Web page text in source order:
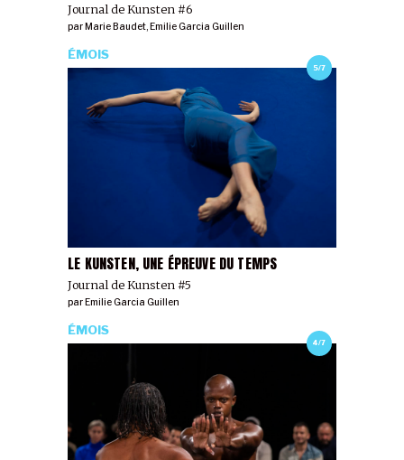
Journal de Kunsten #6
par Marie Baudet, Emilie Garcia Guillen
5/7
LE KUNSTEN, UNE ÉPREUVE DU TEMPS
Journal de Kunsten #5
ÉMOIS
parEmilie Garcia Guillen
4/7
ÉMOIS